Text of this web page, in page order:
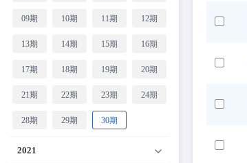
09期 10期 11期 12期
13期 14期 15期 16期
17期 18期 19期 20期
21期 22期 23期 24期
28期 29期 30期
2021